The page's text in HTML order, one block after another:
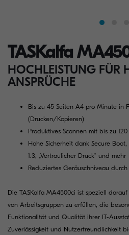
TASKalfa
HOCHLEISTUNG FÜR
ANSPRÜCHE
Bis zu 45 Seiten A4 pro Minute in
(Drucken/Kopieren)
Produktives Scannen mit bis zu
Hohe Sicherheit dank Secure
1.3, „Vertraulicher Druck“ und mehr
Reduziertes Geräuschniveau durch
Die TASKalfa MA4500ci ist speziell
von Arbeitsgruppen zu erfüllen, die
Funktionalität und Qualität ihrer IT-
Zuverlässigkeit und Nutzerfreundlichkeit